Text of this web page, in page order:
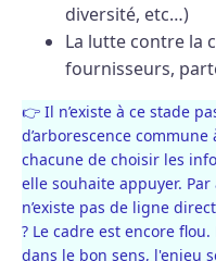
diversité, etc…)
La lutte contre la
fournisseurs,
👉 Il n’existe à ce stade
d’arborescence
chacune de choisir les
elle souhaite appuyer.
n’existe pas de ligne
? Le cadre est encore flou.
dans le bon sens, l'enjeu